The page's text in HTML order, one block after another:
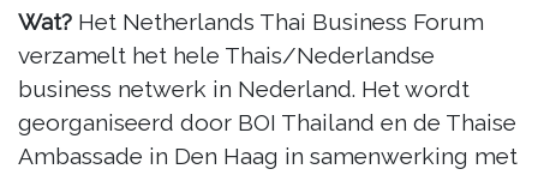
Wat? Het Netherlands Thai Business Forum
verzamelt het hele Thais/Nederlandse
business netwerk in Nederland. Het wordt
georganiseerd door BOI Thailand en de Thaise
Ambassade in Den Haag in samenwerking met